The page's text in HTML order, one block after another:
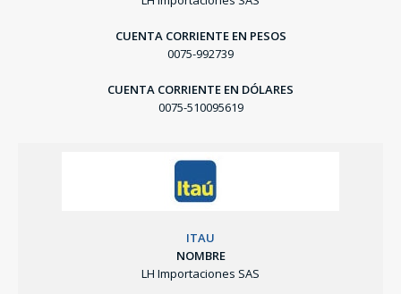
CUENTA CORRIENTE EN PESOS
0075-992739
CUENTA CORRIENTE EN DÓLARES
0075-510095619
ITAU
NOMBRE
LH Importaciones SAS